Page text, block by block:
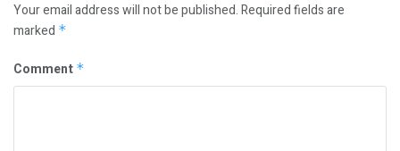
Your email address will not be published.Required fields are
marked *
Comment *